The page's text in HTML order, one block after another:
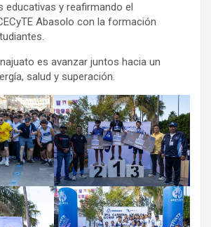
educativas y reafirmando el
Abasolo con la formación
es avanzar juntos hacia un
salud y superación.